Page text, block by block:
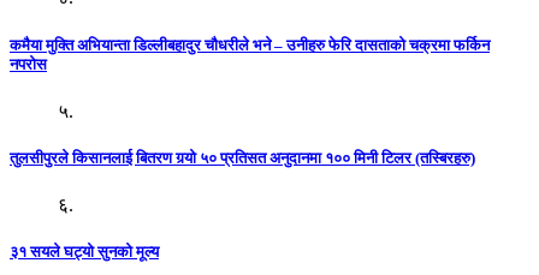
कमैया मुक्ति अभियान्ता डिल्लीबहादुर चौधरीले भने – उनीहरु फेरि दासताको चक्रमा फर्किन
नपरोस
५.
तुलसीपुरले किसानलाई बितरण गर्‍यो ५० प्रतिसत अनुदानमा १०० मिनी टिलर (तस्बिरहरु)
६.
३१ सयले घट्यो सुनको मूल्य